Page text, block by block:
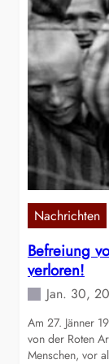
Nachrichten
Befreiung
verloren!
Jan. 30,
Am 27. Jänner
von der Roten
Menschen, vor